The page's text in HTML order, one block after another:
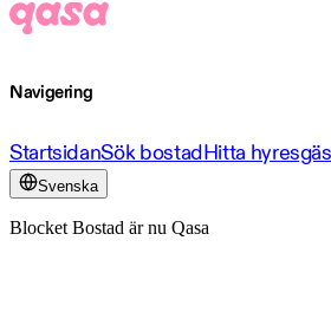
Navigering
StartsidanSök bostadHitta
Svenska
Blocket Bostad är nu Qasa